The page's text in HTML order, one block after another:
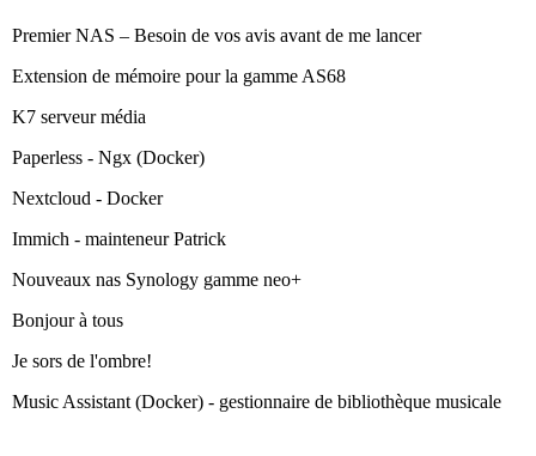
Premier NAS – Besoin de vos avis avant de me lancer
Extension de mémoire pour la gamme AS68
K7 serveur média
Paperless - Ngx (Docker)
Nextcloud - Docker
Immich - mainteneur Patrick
Nouveaux nas Synology gamme neo+
Bonjour à tous
Je sors de l'ombre!
Music Assistant (Docker) - gestionnaire de bibliothèque musicale